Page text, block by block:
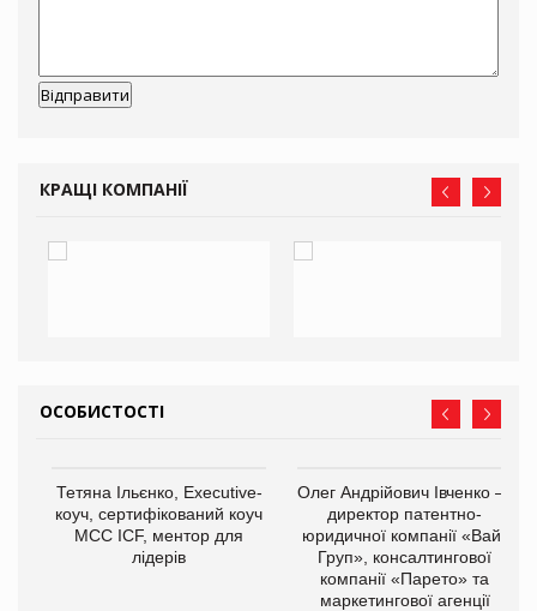
КРАЩІ КОМПАНІЇ
ОСОБИСТОСТІ
Тетяна Ільєнко, Executive-
коуч, сертифікований коуч
МСС ICF, ментор для
лідерів
Олег Андрійович Івченко —
директор патентно-
юридичної компанії «Вайз
Груп», консалтингової
компанії «Парето» та
маркетингової агенції